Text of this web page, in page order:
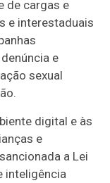
de cargas e
e interestaduais
e
sexual
digital e às
e
a Lei
inteligência